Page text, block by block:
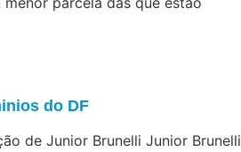
do DF
de Junior Brunelli Junior Brunelli